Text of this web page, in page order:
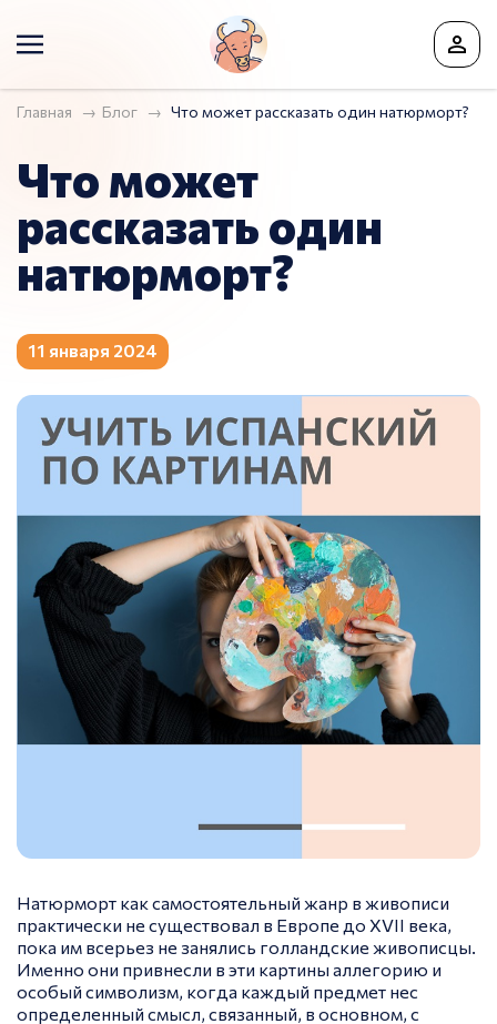
Главная Блог Что может рассказать один натюрморт?
Что может
рассказать один
натюрморт?
11 января 2024
Натюрморт как самостоятельный жанр в живописи
практически не существовал в Европе до XVII века,
пока им всерьез не занялись голландские живописцы.
Именно они привнесли в эти картины аллегорию и
особый символизм, когда каждый предмет нес
определенный смысл, связанный, в основном, с